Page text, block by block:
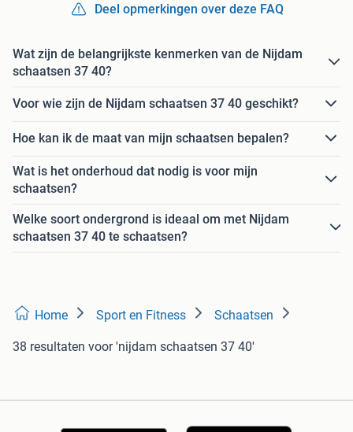
Deel opmerkingen over deze FAQ
Wat zijn de belangrijkste kenmerken van de Nijdam
schaatsen 37 40?
Voor wie zijn de Nijdam schaatsen 37 40 geschikt?
Hoe kan ik de maat van mijn schaatsen bepalen?
Wat is het onderhoud dat nodig is voor mijn
schaatsen?
Welke soort ondergrond is ideaal om met Nijdam
schaatsen 37 40 te schaatsen?
Home Sport en Fitness Schaatsen
38 resultaten voor 'nijdam schaatsen 37 40'